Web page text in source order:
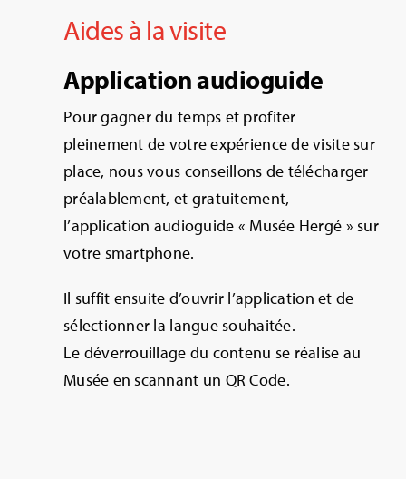
Aides à la visite
Application audioguide
Pour gagner du temps et profiter
pleinement de votre expérience de visite sur
place, nous vous conseillons de télécharger
préalablement, et gratuitement,
l’application audioguide « Musée Hergé » sur
votre smartphone.
Il suffit ensuite d’ouvrir l’application et de
sélectionner la langue souhaitée.
Le déverrouillage du contenu se réalise au
Musée en scannant un QR Code.